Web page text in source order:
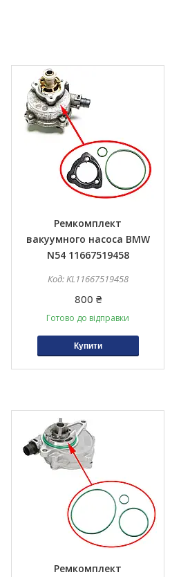
Ремкомплект
вакуумного насоса BMW
N54 11667519458
KL11667519458
800 ₴
Готово до відправки
Купити
Ремкомплект